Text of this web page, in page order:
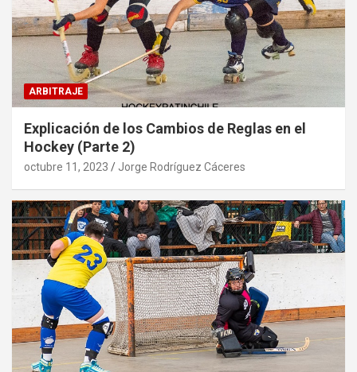
ARBITRAJE
Explicación de los Cambios de Reglas en el
Hockey (Parte 2)
octubre 11, 2023 Jorge Rodríguez Cáceres